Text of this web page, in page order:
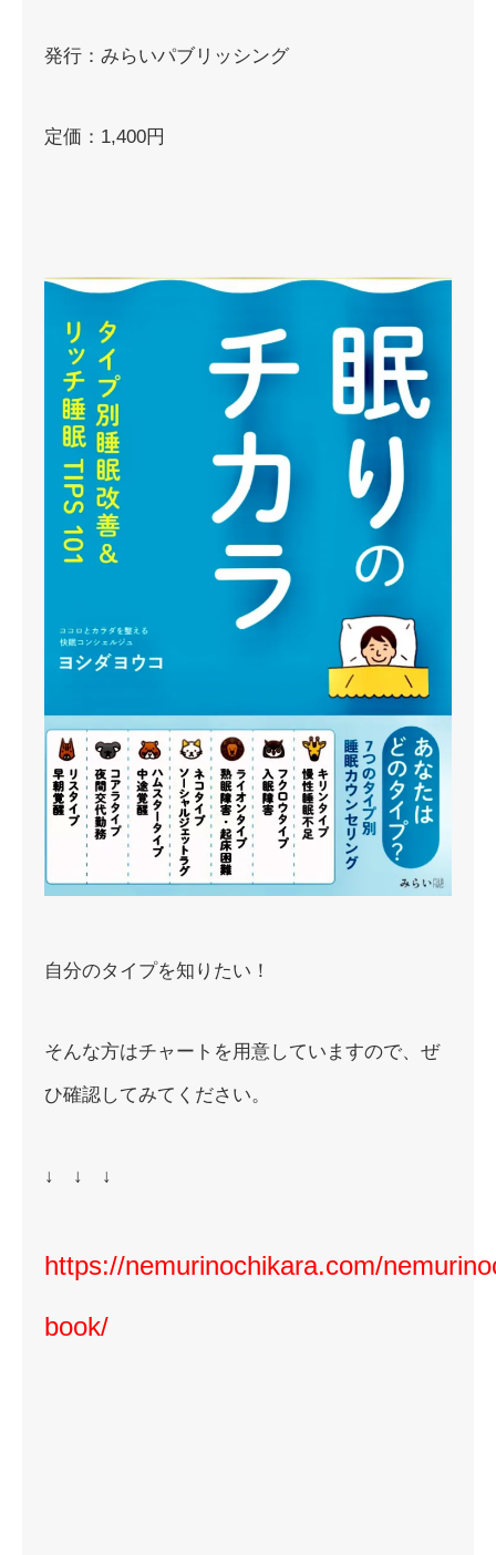
発行：みらいパブリッシング
定価：1,400円
自分のタイプを知りたい！
そんな方はチャートを用意していますので、ぜ
ひ確認してみてください。
↓ ↓ ↓
https://nemurinochikara.com/
book/